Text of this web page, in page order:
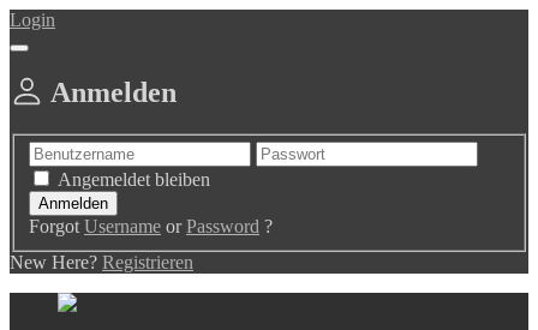
Login
Anmelden
Angemeldet bleiben
ForgotUsername orPassword ?
New Here? Registrieren